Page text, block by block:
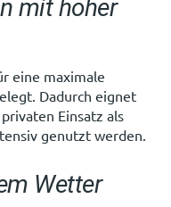
mit hoher
eine maximale
Dadurch eignet
Einsatz als
genutzt werden.
Wetter